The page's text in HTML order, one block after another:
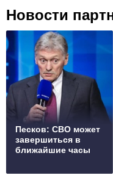
Новости
Песков: СВО может
завершиться в
ближайшие часы